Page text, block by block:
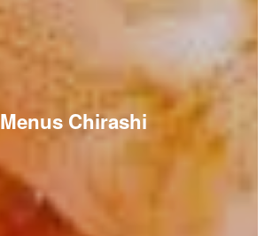
Menus Chirashi